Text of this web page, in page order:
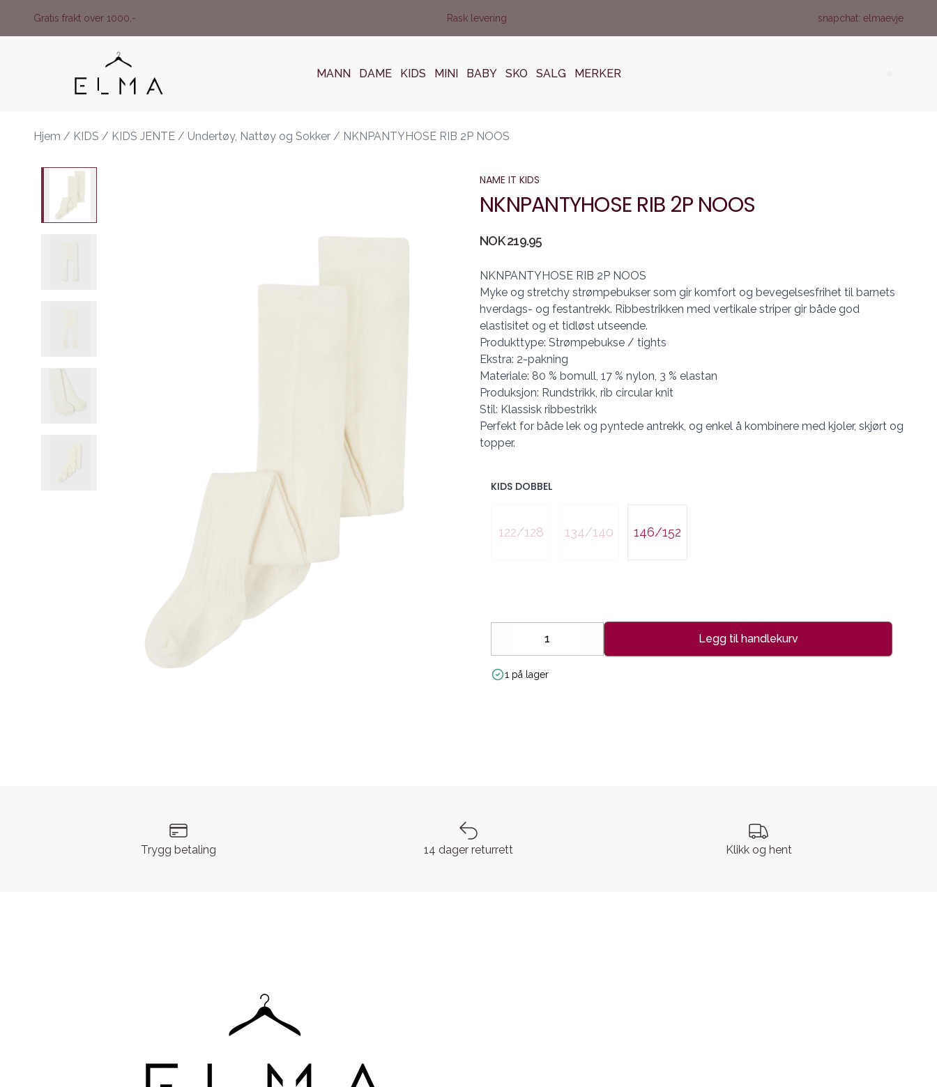
Gratis frakt over 1000,- Rask levering snapchat: elmaevje
MANN DAME KIDS MINI BABY SKO SALG MERKER
Hjem / KIDS / KIDS JENTE / Undertøy, Nattøy og Sokker / NKNPANTYHOSE RIB 2P NOOS
NAME IT KIDS
NKNPANTYHOSE RIB 2P NOOS
Produktdetaljer
NOK 219.95
Description
NKNPANTYHOSE RIB 2P NOOS
Myke og stretchy strømpebukser som gir komfort og bevegelsesfrihet til barnets
hverdags- og festantrekk. Ribbestrikken med vertikale striper gir både god
elastisitet og et tidløst utseende.
Produkttype: Strømpebukse / tights
Ekstra: 2-pakning
Materiale: 80 % bomull, 17 % nylon, 3 % elastan
Produksjon: Rundstrikk, rib circular knit
Stil: Klassisk ribbestrikk
Perfekt for både lek og pyntede antrekk, og enkel å kombinere med kjoler, skjørt og
topper.
KIDS DOBBEL
122/128 134/140 146/152
Decrease
Legg til handlekurv
1 på lager
Trygg betaling 14 dager returrett Klikk og hent